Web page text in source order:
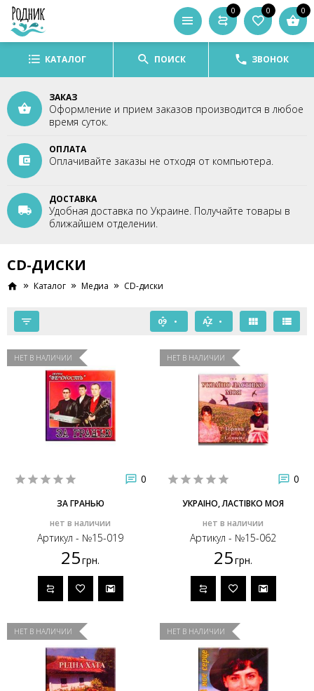
0 0 0
КАТАЛОГ ПОИСК ЗВОНОК
ЗАКАЗ
Оформление и прием заказов производится в любое
время суток.
ОПЛАТА
Оплачивайте заказы не отходя от компьютера.
ДОСТАВКА
Удобная доставка по Украине. Получайте товары в
ближайшем отделении.
CD-ДИСКИ
Каталог Медиа CD-диски
НЕТ В НАЛИЧИИ
0
ЗА ГРАНЬЮ
нет в наличии
Артикул - №15-019
25грн.
НЕТ В НАЛИЧИИ
0
УКРАІНО, ЛАСТІВКО МОЯ
нет в наличии
Артикул - №15-062
25грн.
НЕТ В НАЛИЧИИ НЕТ В НАЛИЧИИ